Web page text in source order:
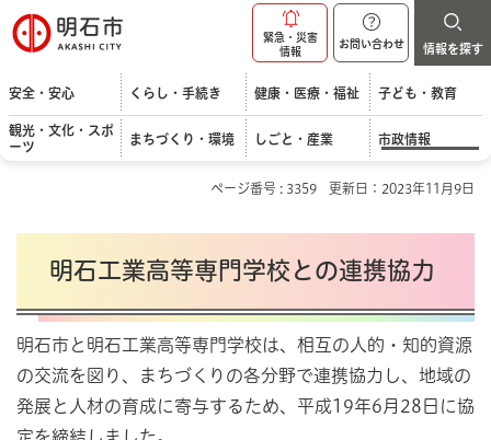
明石市
緊急・災害
情報
お問い合わせ 情報を探す
安全・安心 くらし・手続き 健康・医療・福祉 子ども・教育
観光・文化・スポ
ーツ
まちづくり・環境 しごと・産業 市政情報
ページ番号 : 3359 更新日：2023年11月9日
明石工業高等専門学校との連携協力
明石市と明石工業高等専門学校は、相互の人的・知的資源
の交流を図り、まちづくりの各分野で連携協力し、地域の
発展と人材の育成に寄与するため、平成19年6月28日に協